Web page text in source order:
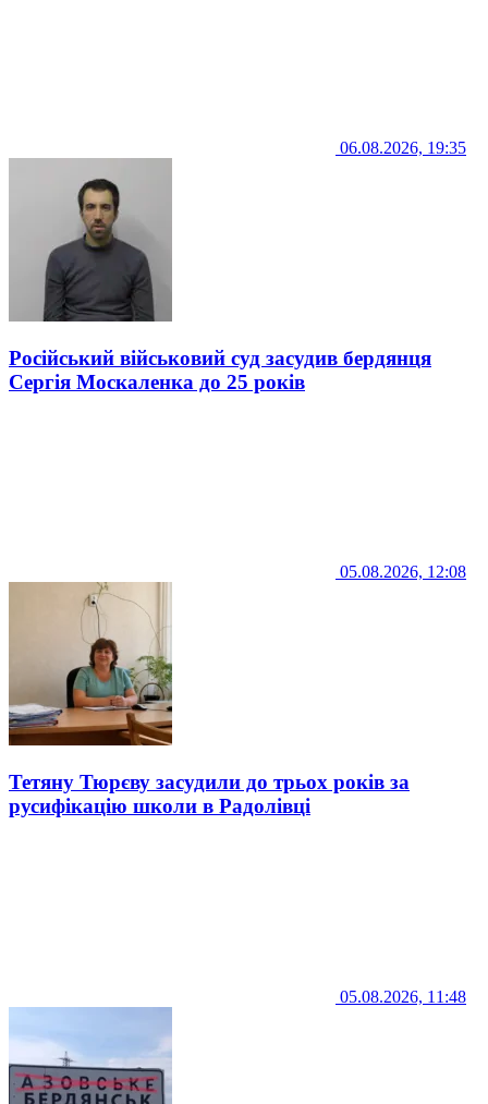
06.08.2026, 19:35
Російський військовий суд засудив бердянця
Сергія Москаленка до 25 років
05.08.2026, 12:08
Тетяну Тюрєву засудили до трьох років за
русифікацію школи в Радолівці
05.08.2026, 11:48